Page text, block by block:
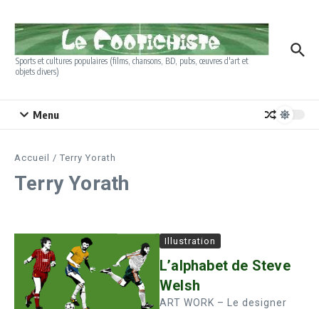
Sports et cultures populaires (films, chansons, BD, pubs, œuvres d'art et
objets divers)
Menu
Accueil / Terry Yorath
Terry Yorath
Illustration
L’alphabet de Steve
Welsh
ART WORK – Le designer